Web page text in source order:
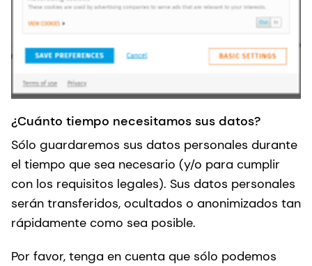
¿Cuánto tiempo necesitamos sus datos?
Sólo guardaremos sus datos personales durante
el tiempo que sea necesario (y/o para cumplir
con los requisitos legales). Sus datos personales
serán transferidos, ocultados o anonimizados tan
rápidamente como sea posible.
Por favor, tenga en cuenta que sólo podemos